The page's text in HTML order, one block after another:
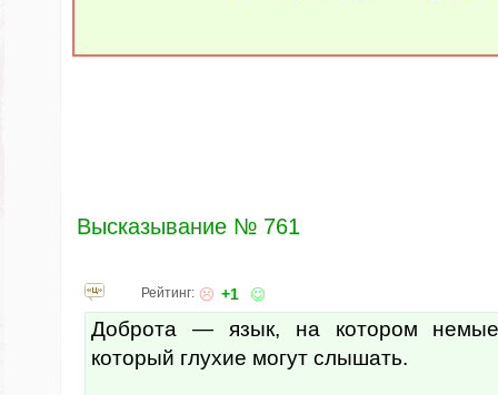
Высказывание № 761
Рейтинг: +1
Доброта — язык, на котором
который глухие могут слышать.